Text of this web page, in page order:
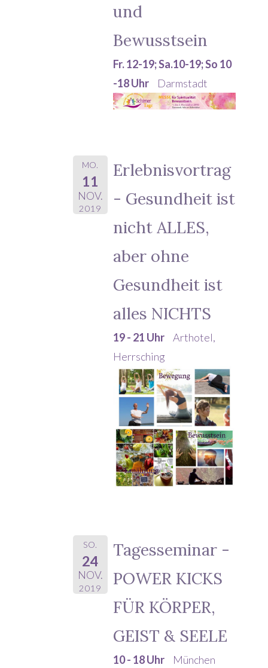
und
Bewusstsein
Fr. 12-19; Sa.10-19; So 10
-18 Uhr
Darmstadt
MO.
11
NOV.
2019
Erlebnisvortrag
- Gesundheit ist
nicht ALLES,
aber ohne
Gesundheit ist
alles NICHTS
19 - 21 Uhr
Arthotel,
Herrsching
SO.
24
NOV.
2019
Tagesseminar -
POWER KICKS
FÜR KÖRPER,
GEIST & SEELE
10 - 18 Uhr München